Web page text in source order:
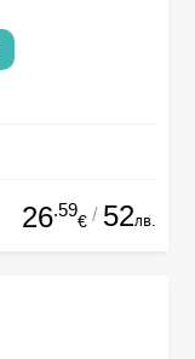
26.59
€ / 52лв.